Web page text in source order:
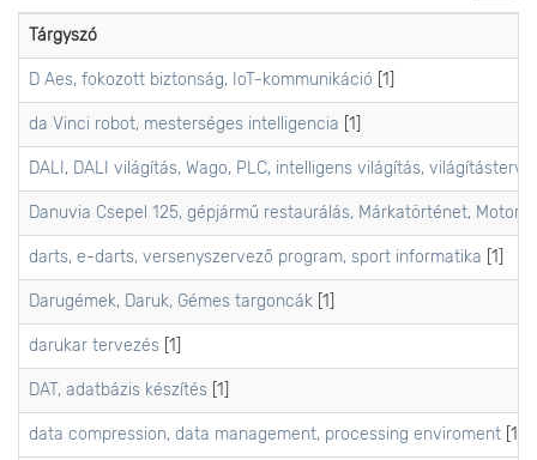
Tárgyszó
D Aes, fokozott biztonság, IoT-kommunikáció [1]
da Vinci robot, mesterséges intelligencia [1]
DALI, DALI világítás, Wago, PLC, intelligens világítás,
Danuvia Csepel 125, gépjármű restaurálás, Márkatörténet,
darts, e-darts, versenyszervező program, sport informatika [1]
Darugémek, Daruk, Gémes targoncák [1]
darukar tervezés [1]
DAT, adatbázis készítés [1]
data compression, data management, processing enviroment [1]